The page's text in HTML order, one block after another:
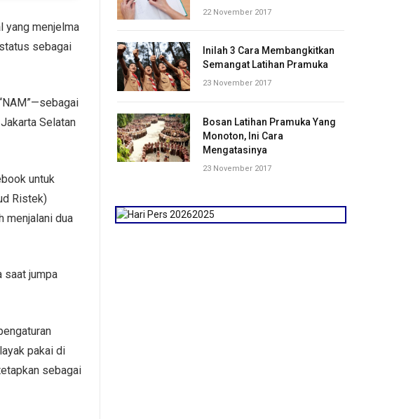
yang menjelma
sebagai
Selatan
untuk
Ristek)
menjalani dua
saat jumpa
pakai di
sebagai
22 November 2017
Inilah 3 Cara Membangkitkan
Semangat Latihan Pramuka
23 November 2017
Bosan Latihan Pramuka Yang
Monoton, Ini Cara
Mengatasinya
23 November 2017